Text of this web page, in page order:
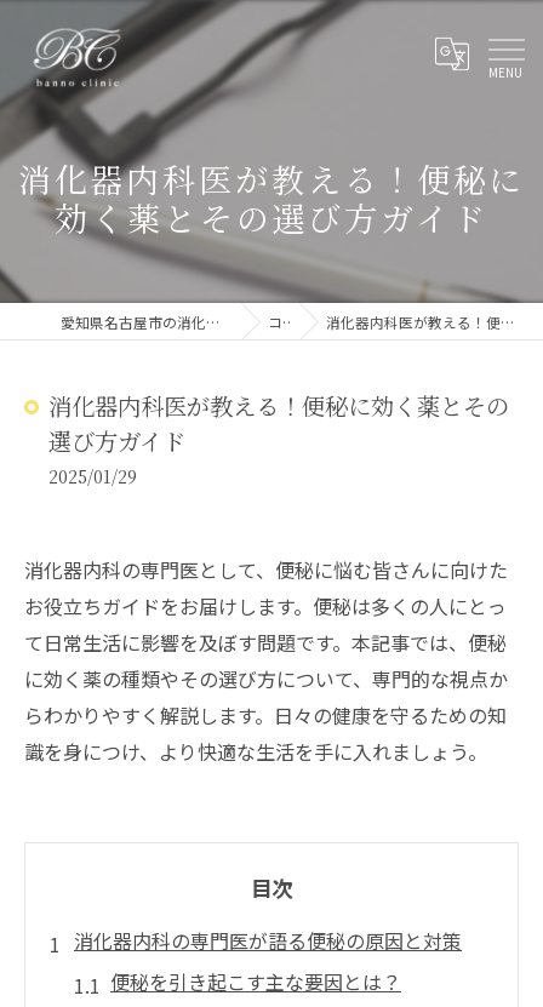
消化器内科医が教える！便秘に
効く薬とその選び方ガイド
愛知県名古屋市の消化器内科ならばんのクリニック コラム 消化器内科医が教える！便秘に効く薬とその選び方ガイド
消化器内科医が教える！便秘に効く薬とその
選び方ガイド
2025/01/29
消化器内科の専門医として、便秘に悩む皆さんに向けた
お役立ちガイドをお届けします。便秘は多くの人にとっ
て日常生活に影響を及ぼす問題です。本記事では、便秘
に効く薬の種類やその選び方について、専門的な視点か
らわかりやすく解説します。日々の健康を守るための知
識を身につけ、より快適な生活を手に入れましょう。
目次
消化器内科の専門医が語る便秘の原因と対策
便秘を引き起こす主な要因とは？